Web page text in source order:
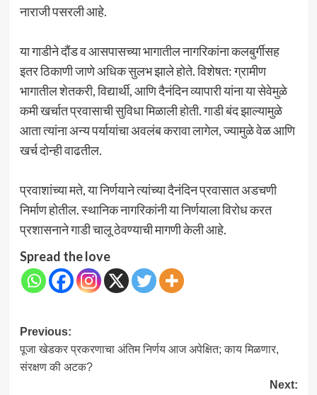
नाराजी पसरली आहे.
या गाडीने दौंड व आसपासच्या भागातील नागरिकांना कलबुर्गीसह
इतर ठिकाणी जाणे अधिक सुलभ झाले होते. विशेषत: ग्रामीण
भागातील शेतकरी, विद्यार्थी, आणि दैनंदिन व्यापारी यांना या सेवेमुळे
कमी खर्चात प्रवासाची सुविधा मिळाली होती. गाडी बंद झाल्यामुळे
आता त्यांना अन्य पर्यायांचा अवलंब करावा लागेल, ज्यामुळे वेळ आणि
खर्च दोन्ही वाढतील.
प्रवाशांच्या मते, या निर्णयाने त्यांच्या दैनंदिन प्रवासात अडचणी
निर्माण होतील. स्थानिक नागरिकांनी या निर्णयाला विरोध करत
प्रशासनाने गाडी चालू ठेवण्याची मागणी केली आहे.
Spread the love
Post
navigation
Previous:
पूजा खेडकर प्रकरणाचा अंतिम निर्णय आज अपेक्षित; काय मिळणार,
संरक्षण की अटक?
Next: